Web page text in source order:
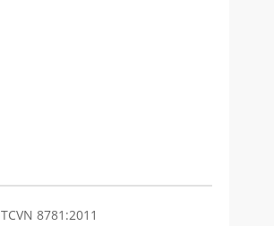
TCVN 8781:2011